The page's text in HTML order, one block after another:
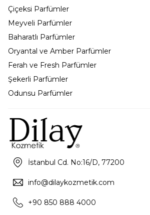
Çiçeksi Parfümler
Meyveli Parfümler
Baharatlı Parfümler
Oryantal ve Amber Parfümler
Ferah ve Fresh Parfümler
Şekerli Parfümler
Odunsu Parfümler
İstanbul Cd. No:16/D, 77200
info@dilaykozmetik.com
+90 850 888 4000